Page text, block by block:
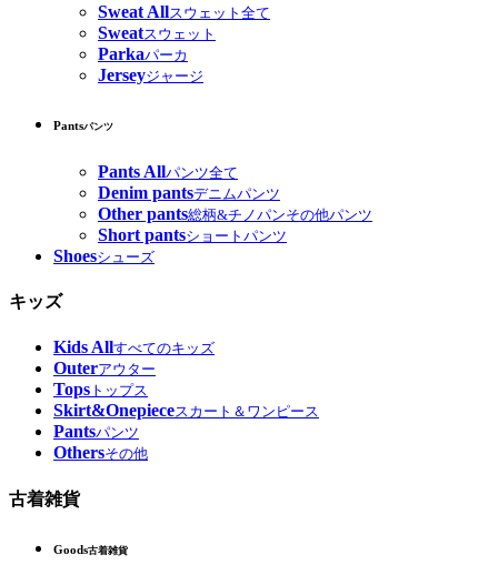
Sweat Allスウェット全て
Sweatスウェット
Parkaパーカ
Jerseyジャージ
Pantsパンツ
Pants Allパンツ全て
Denim pantsデニムパンツ
Other pants総柄&チノパンその他パンツ
Short pantsショートパンツ
Shoesシューズ
キッズ
Kids Allすべてのキッズ
Outerアウター
Tops トップス
Skirt&Onepieceスカート＆ワンピース
Pantsパンツ
Othersその他
古着雑貨
Goods古着雑貨